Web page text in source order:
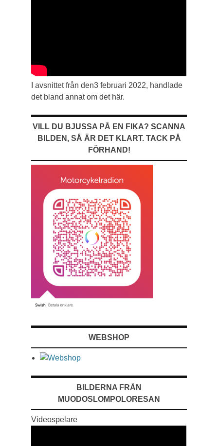
I avsnittet från den3 februari 2022, handlade
det bland annat om det här.
VILL DU BJUSSA PÅ EN FIKA? SCANNA
BILDEN, SÅ ÄR DET KLART. TACK PÅ
FÖRHAND!
WEBSHOP
BILDERNA FRÅN
MUODOSLOMPOLORESAN
Videospelare